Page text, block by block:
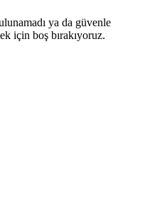
ya da güvenle
için boş bırakıyoruz.